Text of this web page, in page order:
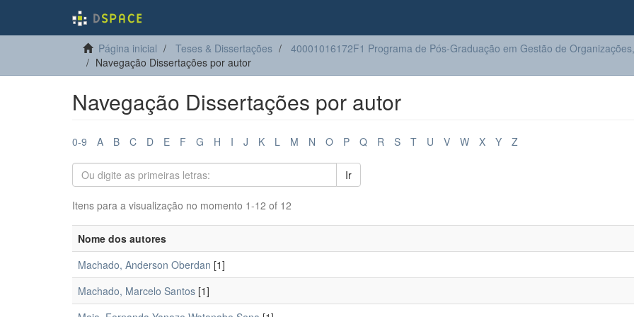
Página inicial Teses & Dissertações
40001016172F1 Programa de Pós-Graduação em Gestão de
Navegação Dissertações por autor
Navegação Dissertações por autor
0-9 A B C D E F G H I J K L M N O P Q R S T U V W X Y Z
Ir
Itens para a visualização no momento 1-12 of 12
Nome dos autores
Machado, Anderson Oberdan [1]
Machado, Marcelo Santos [1]